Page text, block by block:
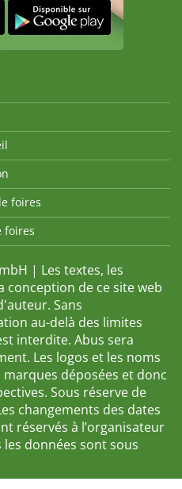
foires
foires
| Les textes, les
conception de ce site web
Sans
au-delà des limites
interdite. Abus sera
Les logos et les noms
déposées et donc
Sous réserve de
changements des dates
réservés à l’organisateur
données sont sous